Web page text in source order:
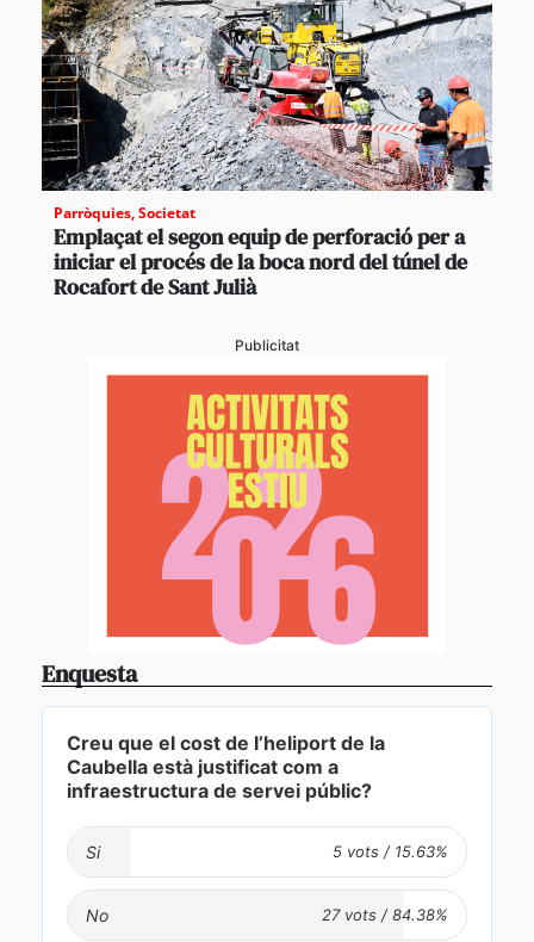
Parròquies,Societat
Emplaçat el segon equip de perforació per a
iniciar el procés de la boca nord del túnel de
Rocafort de Sant Julià
Publicitat
Enquesta
Creu que el cost de l’heliport de la
Caubella està justificat com a
infraestructura de servei públic?
Si
No